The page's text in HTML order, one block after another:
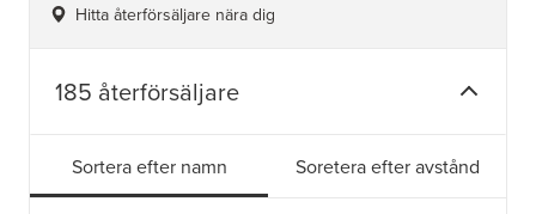
Hitta återförsäljare nära dig
185 återförsäljare
Sortera efter namn Soretera efter avstånd